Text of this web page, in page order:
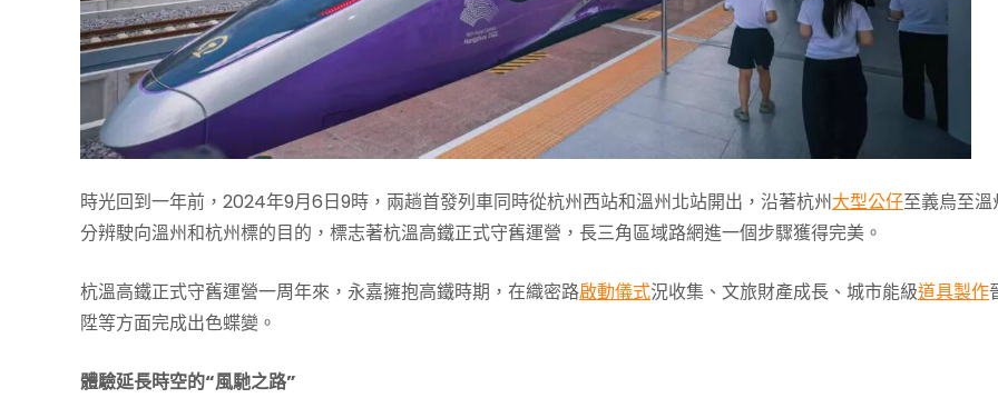
時光回到一年前，2024年9月6日9時，兩趟首發列車同時從杭州西站和溫州北站開出，沿著杭州大型公仔至義烏至溫
分辨駛向溫州和杭州標的目的，標志著杭溫高鐵正式守舊運營，長三角區域路網進一個步驟獲得完美。
杭溫高鐵正式守舊運營一周年來，永嘉擁抱高鐵時期，在織密路啟動儀式況收集、文旅財產成長、城市能級道具製作
陞等方面完成出色蝶變。
體驗延長時空的“風馳之路”